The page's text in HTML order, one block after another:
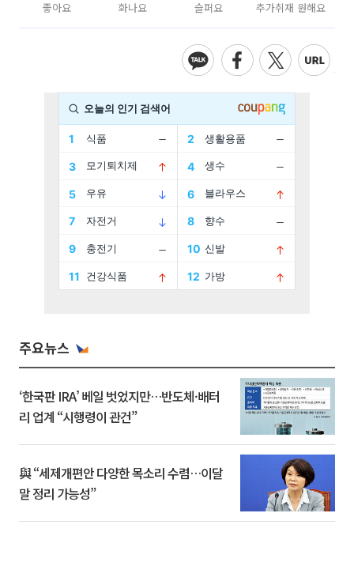
좋아요 화나요 슬퍼요 추가취재 원해요
주요뉴스
‘한국판 IRA’ 베일 벗었지만…반도체·배터
리 업계 “시행령이 관건”
與 “세제개편안 다양한 목소리 수렴…이달
말 정리 가능성”